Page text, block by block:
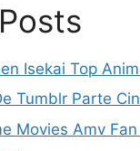
Isekai Top
Tumblr Parte
Movies Amv